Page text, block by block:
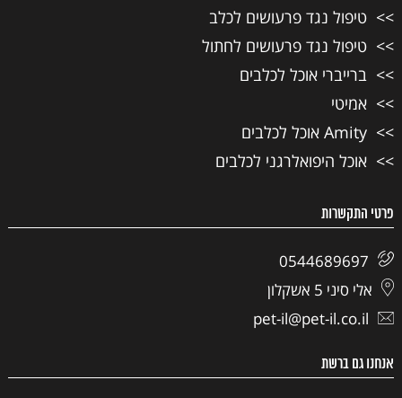
טיפול נגד פרעושים לכלב
טיפול נגד פרעושים לחתול
ברייברי אוכל לכלבים
אמיטי
Amity אוכל לכלבים
אוכל היפואלרגני לכלבים
פרטי התקשרות
0544689697
אלי סיני 5 אשקלון
pet-il@pet-il.co.il
אנחנו גם ברשת